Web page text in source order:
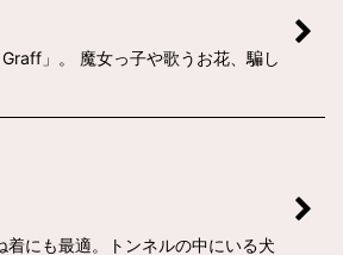
」。 魔女っ子や歌うお花、騙し
にも最適。トンネルの中にいる犬